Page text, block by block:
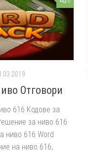
Отговори
616 Кодове за
за ниво 616
ниво 616 Word
на ниво 616,